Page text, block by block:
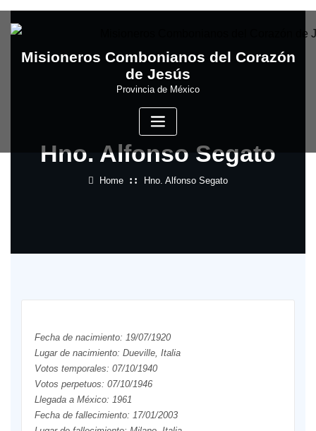
to
Misioneros Combonianos del Corazón
de Jesús
Provincia de México
Hno. Alfonso Segato
Home Hno. Alfonso Segato
Fecha de nacimiento: 19/07/1920
Lugar de nacimiento: Dueville, Italia
Votos temporales: 07/10/1940
Votos perpetuos: 07/10/1946
Llegada a México: 1961
Fecha de fallecimiento: 17/01/2003